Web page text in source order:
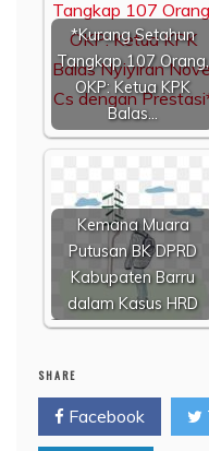
*Kurang Setahun
Tangkap 107 Orang,
OKP: Ketua KPK
Balas…
Kemana Muara
Putusan BK DPRD
Kabupaten Barru
dalam Kasus HRD
SHARE
Facebook